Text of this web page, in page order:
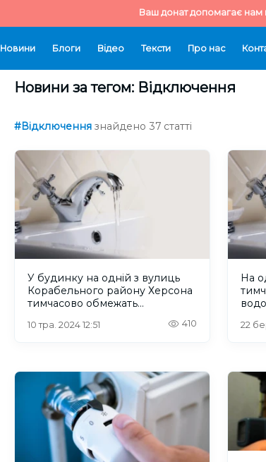
Ваш донат допомагає нам
Новини Блоги Відео Тексти Про нас
Новини за тегом: Відключення
#Відключення знайдено 37 статті
У будинку на одній з вулиць
Корабельного району Херсона
тимчасово обмежать
10 тра. 2024 12:51 410
На
22